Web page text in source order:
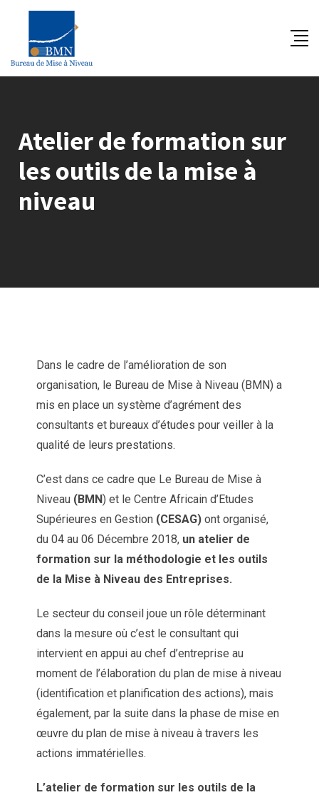
content
Atelier de formation sur
les outils de la mise à
niveau
Dans le cadre de l’amélioration de son
organisation, le Bureau de Mise à Niveau (BMN) a
mis en place un système d’agrément des
consultants et bureaux d’études pour veiller à la
qualité de leurs prestations.
C’est dans ce cadre que Le Bureau de Mise à
Niveau (BMN) et le Centre Africain d’Etudes
Supérieures en Gestion (CESAG) ont organisé,
du 04 au 06 Décembre 2018, un atelier de
formation sur la méthodologie et les outils
de la Mise à Niveau des Entreprises.
Le secteur du conseil joue un rôle déterminant
dans la mesure où c’est le consultant qui
intervient en appui au chef d’entreprise au
moment de l’élaboration du plan de mise à niveau
(identification et planification des actions), mais
également, par la suite dans la phase de mise en
œuvre du plan de mise à niveau à travers les
actions immatérielles.
L’atelier de formation sur les outils de la